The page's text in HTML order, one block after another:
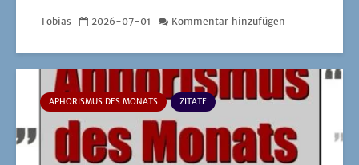
Tobias 2026-07-01 Kommentar hinzufügen
APHORISMUS DES MONATS ZITATE